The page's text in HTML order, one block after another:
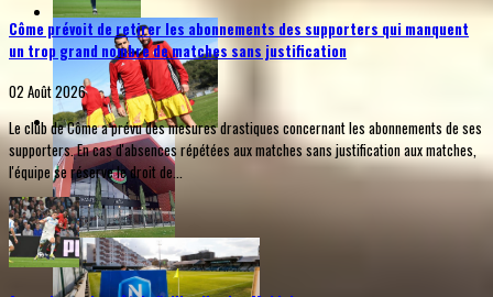
Côme prévoit de retirer les abonnements des supporters qui manquent
un trop grand nombre de matches sans justification
02 Août 2026
Le club de Côme a prévu des mesures drastiques concernant les abonnements de ses
supporters. En cas d'absences répétées aux matches sans justification aux matches,
l'équipe se réserve le droit de...